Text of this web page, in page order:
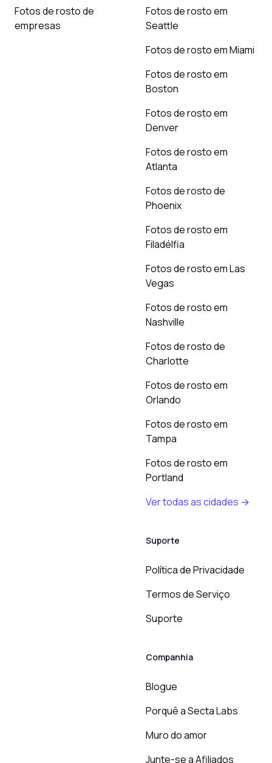
Fotos de rosto de
empresas
Fotos de rosto em
Seattle
Fotos de rosto em Miami
Fotos de rosto em
Boston
Fotos de rosto em
Denver
Fotos de rosto em
Atlanta
Fotos de rosto de
Phoenix
Fotos de rosto em
Filadélfia
Fotos de rosto em Las
Vegas
Fotos de rosto em
Nashville
Fotos de rosto de
Charlotte
Fotos de rosto em
Orlando
Fotos de rosto em
Tampa
Fotos de rosto em
Portland
Ver todas as cidades →
Suporte
Política de Privacidade
Termos de Serviço
Suporte
Companhia
Blogue
Porquê a Secta Labs
Muro do amor
Junte-se a Afiliados